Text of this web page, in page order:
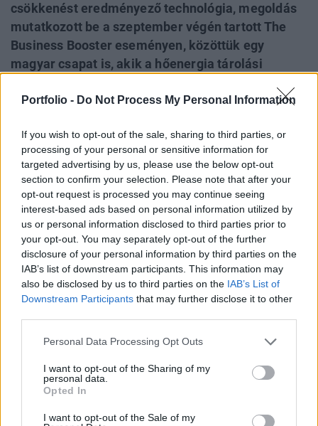
Portfolio - Do Not Process My Personal Information
If you wish to opt-out of the sale, sharing to third parties, or
processing of your personal or sensitive information for
targeted advertising by us, please use the below opt-out
section to confirm your selection. Please note that after your
opt-out request is processed you may continue seeing
interest-based ads based on personal information utilized by
us or personal information disclosed to third parties prior to
your opt-out. You may separately opt-out of the further
disclosure of your personal information by third parties on the
IAB’s list of downstream participants. This information may
also be disclosed by us to third parties on the IAB’s List of
Downstream Participants that may further disclose it to other
Personal Data Processing Opt Outs
I want to opt-out of the Sharing of my
personal data.
Opted In
I want to opt-out of the Sale of my
csökkenést eredményező technológia, megoldás
mutatkozott be a szeptember végén tartott The
Business Booster eseményen, közöttük egy
magyar csapat is, akik a hőenergia tárolási
megújuló energián alapuló, hulladékkezelési,
hozzájárulnak ahhoz, hogy a kontinens elérje a
2050-re kitűzött nettó zéró kibocsátást.
A Lisszabonban tartott kétnapos konferencia és expó
szakmai programjáról már beszámoltunk ezekben a
cikkekben: Kapcsolódó cikkünk 2022. 09. 30. Egy
találkozáson múlik a gyors európai energiaátmenet 2022.
09. 28. Új klímabefektetési alapot indít a spanyol bank és
az Innoenergy 2022. 09. 28. Az energiapiaci innovátorokon
Európa szeme - Lehetséges egy gyorsabb
energiaátmenet?...
A keresett cikk a portfolio.hu hírarchívumához
tartozik, melynek olvasása előfizetéses
regisztrációhoz kötött.